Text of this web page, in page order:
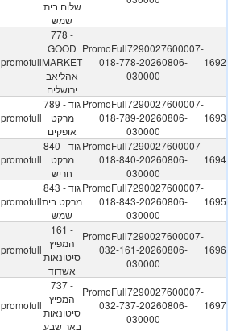
שלום בית
שמש
promofull
778 -
GOOD
MARKET
אהליאב
ירושלים
PromoFull7290027600007-
018-778-20260806-
030000
1692
promofull
789 - גוד
מרקט
אופקים
PromoFull7290027600007-
018-789-20260806-
030000
1693
promofull
840 - גוד
מרקט
חריש
PromoFull7290027600007-
018-840-20260806-
030000
1694
promofull
843 - גוד
מרקט בית
שמש
PromoFull7290027600007-
018-843-20260806-
030000
1695
promofull
161 -
המפיץ
סיטונאות
אשדוד
PromoFull7290027600007-
032-161-20260806-
030000
1696
promofull
737 -
המפיץ
סיטונאות
באר שבע
PromoFull7290027600007-
032-737-20260806-
030000
1697